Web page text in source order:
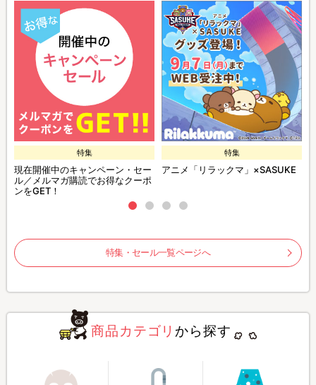
特集
現在開催中のキャンペーン・セー
ル／メルマガ購読でお得なクーポ
ンをGET！
特集
アニメ「リラックマ」×SASUKE
特集・セール一覧ページへ
商品カテゴリ から探す